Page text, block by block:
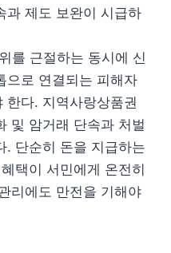
과 제도 보완이 시급하
를 근절하는 동시에 신
으로 연결되는 피해자
한다. 지역사랑상품권
및 암거래 단속과 처벌
. 단순히 돈을 지급하는
택이 서민에게 온전히
리에도 만전을 기해야